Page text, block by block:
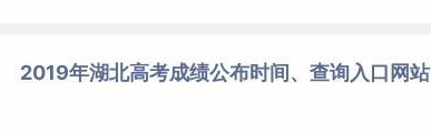
2019年湖北高考成绩公布时间、查询入口网站